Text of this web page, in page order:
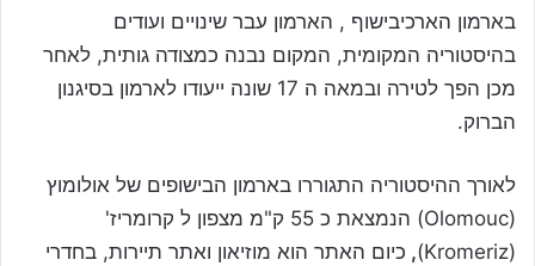
בארמון הארכיבישוף , הארמון עבר שינויים ועודים
בהיסטוריה המקומית, המקום נבנה כמצודה גותית, לאחר
מכן הפך לטירה ובמאה ה 17 שונה ייעודו לארמון בסיגנון
הברוק.
לאורך ההיסטוריה התגוררו בארמון הבישופים של אולומוץ
(Olomouc) הנמצאת כ 55 ק"מ מצפון ל קרומריז'
(Kromeriz)
, כיום האתר הוא מוזיאון ואתר תיירות, בחדרי